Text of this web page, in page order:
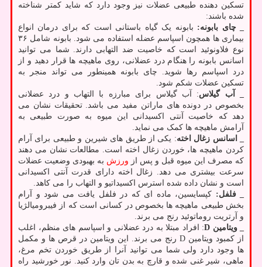
تسکین دهنده طبیعی عضلات نیز وجود دارد که شاید کمتر شناخته
شده باشند:
_ چای بابونه: بابونه یک گیاه باستانی است که برای درمان انواع
بیماری ها همچون اسپاسم عضله استفاده می شود. بابونه شامل ۳۶
نوع فلاونوئید است که خاصیت ضد التهابی دارند. شما می توانید
اسانس بابونه را هنگام درد عضلانی، روی ماهیچه ها قرار دهید و از
درد اسپاسم رها شوید. چای بابونه همینطور می تواند منجر به
تسکین عضلات شکم شود.
_ آب گیلاس: آب گیلاس برای مبارزه با التهاب و درد عضلانی
بخصوص در دونده های ماراتن مفید می باشد. تحقیقات نشان می
دهد که خاصیت آنتی اکسیدانی این میوه به صورت طبیعی به
آرامش ماهیچه ها کمک می نماید.
_ اسانس زغال اخته: یکی از طریق های شیرین و طبیعی برای آرام
کردن ماهیچه ها، خوردن زغال اخته است. مطالعات نشان می دهند
که مصرف این میوه قبل و پس از ورزش به بهبودی وضعیت عضلات
سرعت بیشتری می دهد. زغال اخته دارای قدرت آنتی اکسیدانی
است و نشان داده شده استرس اکسیداتیو و التهاب را می کاهد.
_ فلفل: کپسایسین، ماده ای که در فلفل یافت می شود و آرام
بخش طبیعی ماهیچه ها بخصوص در کسانی است که از فیبرومیالژیا
و آرتریت روماتوئید رنج می برند.
_ ویتامین D
: افراد مبتلا به درد عضلانی و اسپاسم های منظم، اغلب
از کمبود ویتامین D رنج می برند. این ویتامین در قرص ها و مکمل
ها وجود دارد ولی شما می توانید آنرا از طریق خوردن تخم مرغ،
ماهی، شیر غنی شده و قارچ به بدن تان وارد کنید. نور خورشید راه